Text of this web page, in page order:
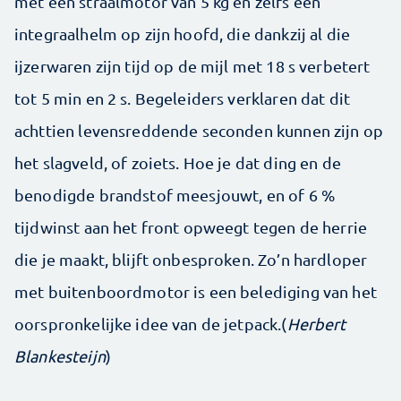
integraalhelm op zijn hoofd, die dankzij al die
ijzerwaren zijn tijd op de mijl met 18 s verbetert
tot 5 min en 2 s. Begeleiders verklaren dat dit
achttien levensreddende seconden kunnen zijn op
het slagveld, of zoiets. Hoe je dat ding en de
benodigde brandstof meesjouwt, en of 6 %
tijdwinst aan het front opweegt tegen de herrie
die je maakt, blijft onbesproken. Zo’n hardloper
met buitenboordmotor is een belediging van het
oorspronkelijke idee van de jetpack.(Herbert
Blankesteijn)